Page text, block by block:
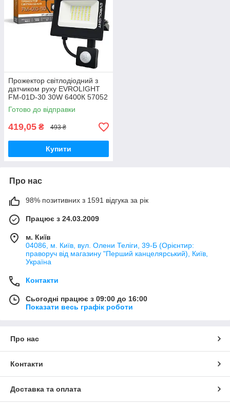
Прожектор світлодіодний з
датчиком руху EVROLIGHT
FM-01D-30 30W 6400К 57052
Готово до відправки
419,05 ₴ 493 ₴
Купити
Про нас
98% позитивних з 1591 відгука за рік
Працює з 24.03.2009
м. Київ
04086, м. Київ, вул. Олени Теліги, 39-Б (Орієнтир:
праворуч від магазину "Перший канцелярський), Київ,
Україна
Контакти
Сьогодні працює з 09:00 до 16:00
Показати весь графік роботи
Про нас
Контакти
Доставка та оплата